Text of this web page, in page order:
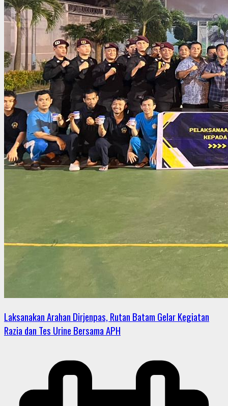
Laksanakan Arahan Dirjenpas, Rutan Batam Gelar Kegiatan
Razia dan Tes Urine Bersama APH